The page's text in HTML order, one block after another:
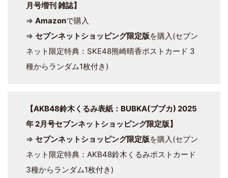
月号増刊 雑誌】
⇒ Amazonで購入
⇒ セブンネットショッピング限定版を購入(セブン
ネット限定特典：SKE48熊崎晴香ポストカード 3
種からランダム1枚付き)
【AKB48鈴木くるみ表紙：BUBKA(ブブカ) 2025
年 2月号セブンネットショッピング限定版】
⇒ セブンネットショッピング限定版を購入(セブン
ネット限定特典：AKB48鈴木くるみポストカード
3種からランダム1枚付き)